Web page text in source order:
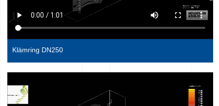
Klämring DN250